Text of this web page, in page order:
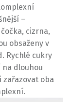
–
cizrna,
obsaženy v
Rychlé cukry
dlouhou
zařazovat oba